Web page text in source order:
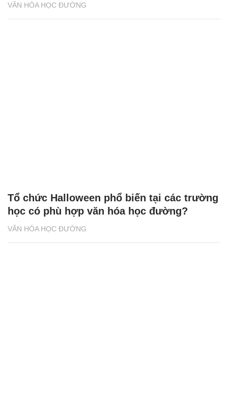
VĂN HÓA HỌC ĐƯỜNG
VĂN HÓA HỌC ĐƯỜNG
Tổ chức Halloween phổ biến tại các trường
học có phù hợp văn hóa học đường?